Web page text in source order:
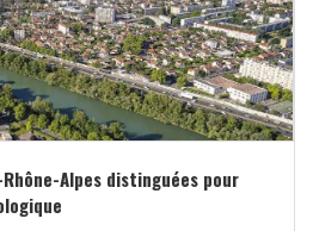
Rhône-Alpes distinguées pour